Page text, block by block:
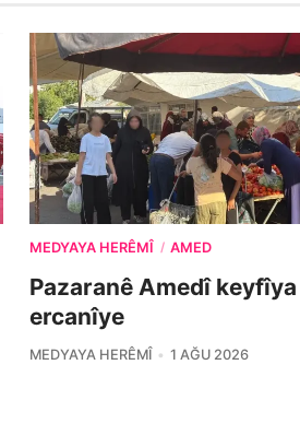
MEDYAYA HERÊMÎ / AMED
Pazaranê Amedî keyfîya
ercanîye
MEDYAYA HERÊMÎ 1 AĞU 2026